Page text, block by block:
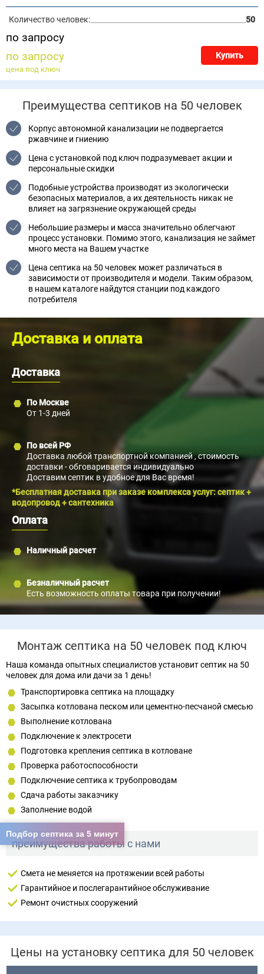
Количество человек: 50
по запросу
по запросу
Купить
цена под ключ
Преимущества септиков на 50 человек
Корпус автономной канализации не подвергается
ржавчине и гниению
Цена с установкой под ключ подразумевает акции и
персональные скидки
Подобные устройства производят из экологически
безопасных материалов, а их деятельность никак не
влияет на загрязнение окружающей среды
Небольшие размеры и масса значительно облегчают
процесс установки. Помимо этого, канализация не займет
много места на Вашем участке
Цена септика на 50 человек может различаться в
зависимости от производителя и модели. Таким образом,
в нашем каталоге найдутся станции под каждого
потребителя
Доставка и оплата
Доставка
По Москве
От 1-3 дней
По всей РФ
Доставка любой транспортной компанией , стоимость
доставки - обговаривается индивидуально
Доставим септик в удобное для Вас время!
*Бесплатная доставка при заказе комплекса услуг: септик +
водопровод + сантехника
Оплата
Наличный расчет
Безналичный расчет
Есть возможность оплаты товара при получении!
Монтаж септика на 50 человек под ключ
Наша команда опытных специалистов установит септик на 50
человек для дома или дачи за 1 день!
Транспортировка септика на площадку
Засыпка котлована песком или цементно-песчаной смесью
Выполнение котлована
Подключение к электросети
Подготовка крепления септика в котловане
Проверка работоспособности
Подключение септика к трубопроводам
Сдача работы заказчику
Заполнение водой
преимущества работы с нами
Смета не меняется на протяжении всей работы
Гарантийное и послегарантийное обслуживание
Ремонт очистных сооружений
Цены на установку септика для 50 человек
Подбор септика за 5 минут